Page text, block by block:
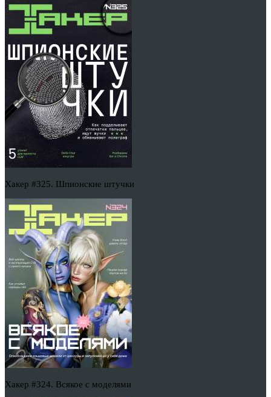
Хакер #325. Шпионские штучки
Хакер #324. Всякое с моделями